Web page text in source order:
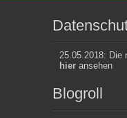
25.05.2018: Die
hieransehen
Blogroll